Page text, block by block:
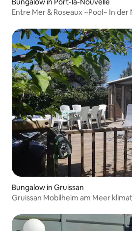
Entre Mer & Roseaux ~Pool~ In
Bungalow in Gruissan
Gruissan Mobilheim am Meer